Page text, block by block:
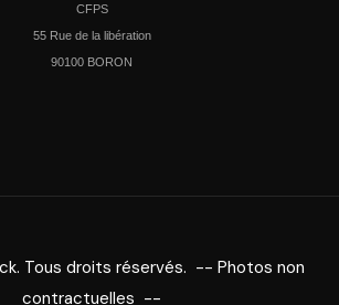
CFPS
55 Rue de la libération
90100 BORON
Tous droits réservés. -- Photos non
contractuelles --